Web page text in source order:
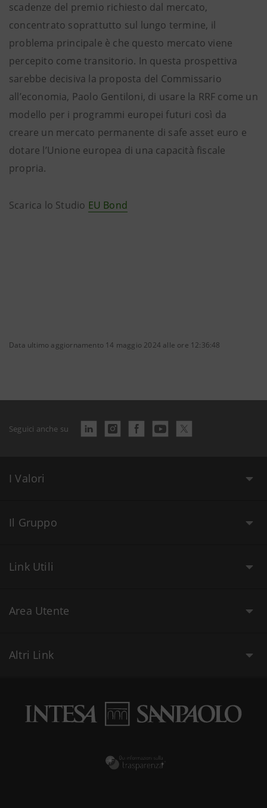
scadenze del premio richiesto dal mercato,
concentrato soprattutto sul lungo termine, il
problema principale è che questo mercato viene
percepito come transitorio. In questa prospettiva
sarebbe decisiva la proposta del Commissario
all’economia, Paolo Gentiloni, di usare la RRF come un
modello per i programmi europei futuri così da
creare un mercato permanente di safe asset euro e
dotare l’Unione europea di una capacità fiscale
propria.
Scarica lo Studio EU Bond
Data ultimo aggiornamento 14 maggio 2024 alle ore 12:36:48
Seguici anche su
I Valori
Il Gruppo
Link Utili
Area Utente
Altri Link